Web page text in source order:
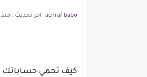
achraf babo اخر تحديث :
كيف تحمي حساباتك من